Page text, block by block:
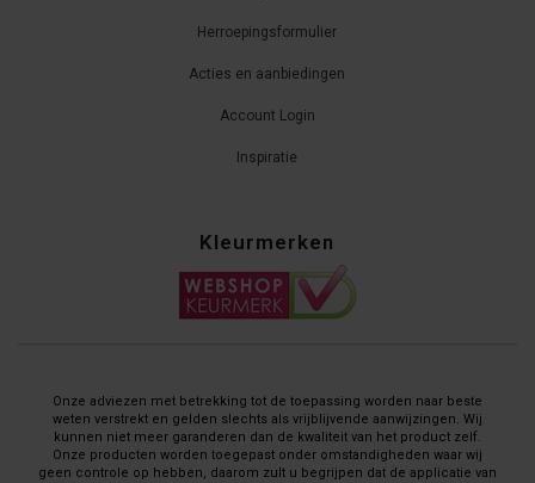
Herroepingsformulier
Acties en aanbiedingen
Account Login
Inspiratie
Kleurmerken
Onze adviezen met betrekking tot de toepassing worden naar beste
weten verstrekt en gelden slechts als vrijblijvende aanwijzingen. Wij
kunnen niet meer garanderen dan de kwaliteit van het product zelf.
Onze producten worden toegepast onder omstandigheden waar wij
geen controle op hebben, daarom zult u begrijpen dat de applicatie van